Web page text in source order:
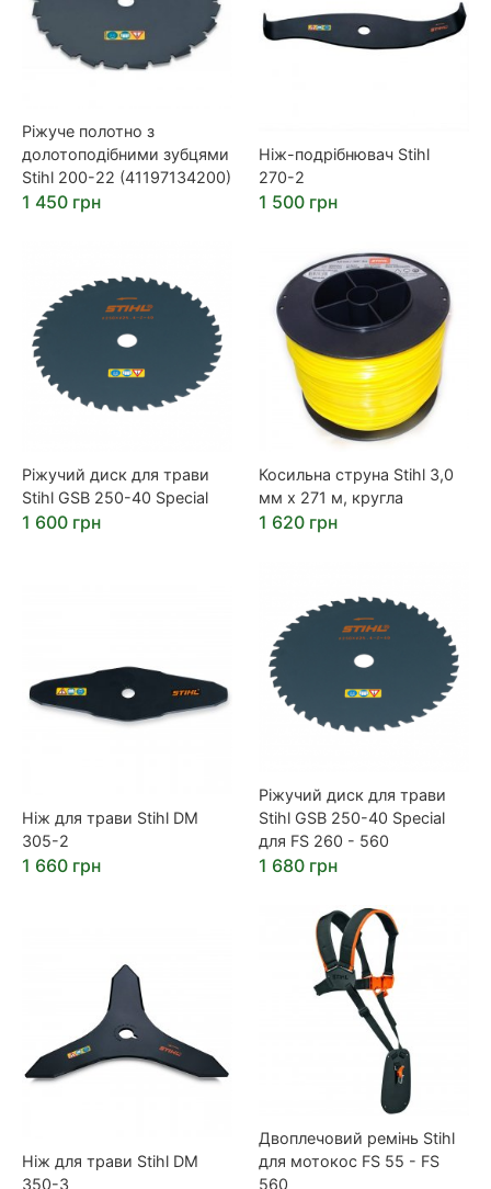
Ріжуче полотно з
долотоподібними зубцями
Stihl 200-22 (41197134200)
1 450 грн
Ніж-подрібнювач Stihl
270-2
1 500 грн
Ріжучий диск для трави
Stihl GSB 250-40 Special
1 600 грн
Косильна струна Stihl 3,0
мм х 271 м, кругла
1 620 грн
Ніж для трави Stihl DM
305-2
1 660 грн
Ріжучий диск для трави
Stihl GSB 250-40 Special
для FS 260 - 560
1 680 грн
Ніж для трави Stihl DM
350-3
Двоплечовий ремінь Stihl
для мотокос FS 55 - FS
560